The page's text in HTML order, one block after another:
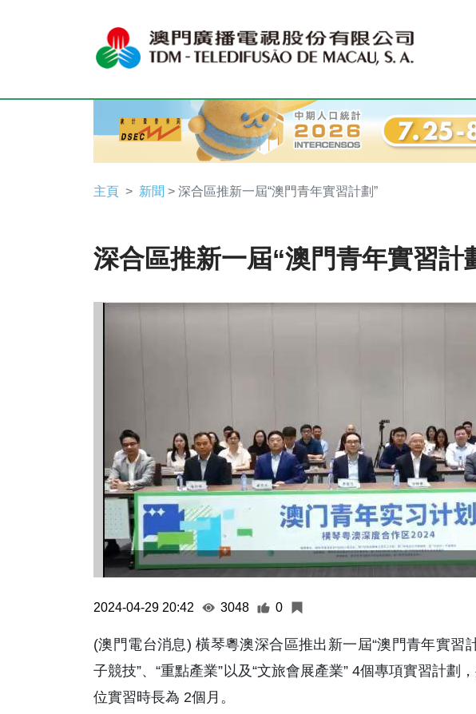
主頁 新聞 > 深合區推新一屆“澳門青年實習計劃”
深合區推新一屆“澳門青年實習計
2024-04-29 20:42 3048 0
(澳門電台消息) 橫琴粵澳深合區推出新一屆“澳門青年實習
子競技”、“重點產業”以及“文旅會展產業” 4個專項實習計劃
位實習時長為 2個月。